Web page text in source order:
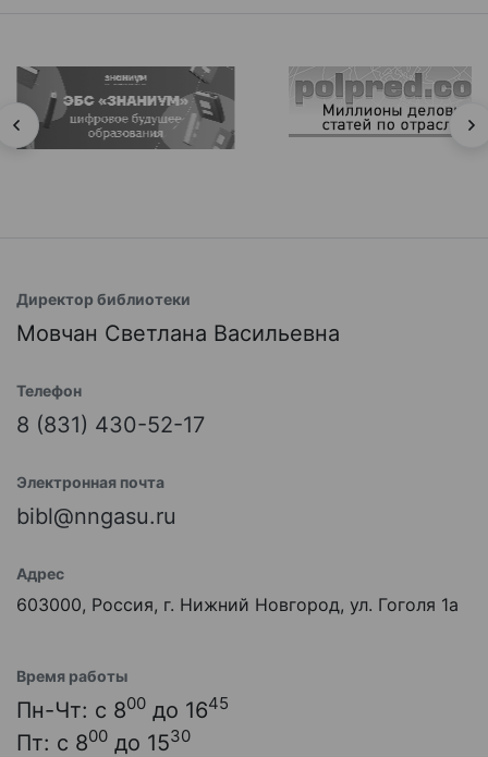
Директор библиотеки
Мовчан Светлана Васильевна
Телефон
8 (831) 430-52-17
Электронная почта
bibl@nngasu.ru
Адрес
603000, Россия, г. Нижний Новгород, ул. Гоголя 1а
Время работы
Пн-Чт: с 800 до 1645
Пт: с 800 до 1530